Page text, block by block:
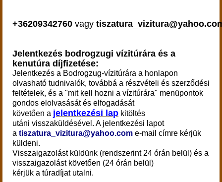
+36209342760 vagy
Jelentkezés bodrogzugi vízitúrára és a
kenutúra díjfizetése:
Jelentkezés a Bodrogzug-vízitúrára a honlapon
olvasható tudnivalók, továbbá a részvételi és szerződési
feltételek, és a "mit kell hozni a vízitúrára" menüpontok
gondos elolvasását és elfogadását
követően a jelentkezési lap kitöltés
utáni visszaküldésével. A jelentkezési lapot
a tiszatura_vizitura@yahoo.com e-mail címre kérjük
küldeni.
Visszaigazolást küldünk (rendszerint 24 órán belül) és a
visszaigazolást követően (24 órán belül)
kérjük a túradíjat utalni.